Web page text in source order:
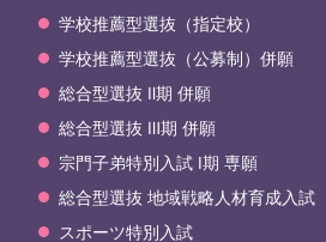
学校推薦型選抜（指定校）
学校推薦型選抜（公募制）併願
総合型選抜 Ⅱ期 併願
総合型選抜 Ⅲ期 併願
宗門子弟特別入試 Ⅰ期 専願
総合型選抜 地域戦略人材育成入試
スポーツ特別入試